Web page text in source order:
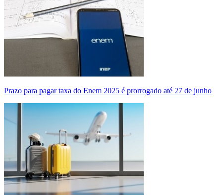
Prazo para pagar taxa do Enem 2025 é prorrogado até 27 de junho